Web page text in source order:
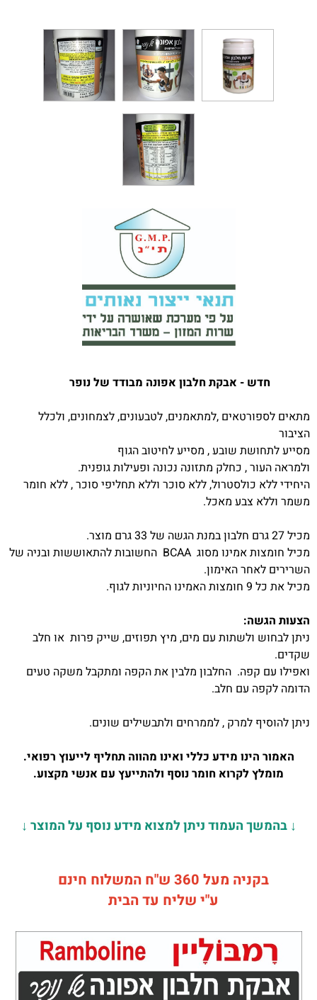
חדש - אבקת חלבון אפונה מבודד של נופר
מתאים לספורטאים ,למתאמנים, לטבעונים, לצמחונים, ולכלל
הציבור
מסייע לתחושת שובע , מסייע לחיטוב הגוף
ולמראה העור , כחלק מתזונה נכונה ופעילות גופנית.
היחידי ללא כולסטרול, ללא סוכר וללא תחליפי סוכר , ללא חומר
משמר וללא צבע מאכל.
מכיל 27 גרם חלבון במנת הגשה של 33 גרם מוצר.
מכיל חומצות אמינו מסוג BCAA החשובות להתאוששות ובניה של
השרירים לאחר האימון.
מכיל את כל 9 חומצות האמינו החיוניות לגוף.
הצעות הגשה:
ניתן לבחוש ולשתות עם מים, מיץ תפוזים, שייק פרות או חלב
שקדים.
ואפילו עם קפה. החלבון מלבין את הקפה ומתקבל משקה טעים
הדומה לקפה עם חלב.
ניתן להוסיף למרק , לממרחים ולתבשילים שונים.
האמור הינו מידע כללי ואינו מהווה תחליף לייעוץ רפואי.
מומלץ לקרוא חומר נוסף ולהתייעץ עם אנשי מקצוע.
↓בהמשך העמוד ניתן למצוא מידע נוסף על המוצר ↓
בקניה מעל 360 ש"ח המשלוח חינם
ע"י שליח עד הבית